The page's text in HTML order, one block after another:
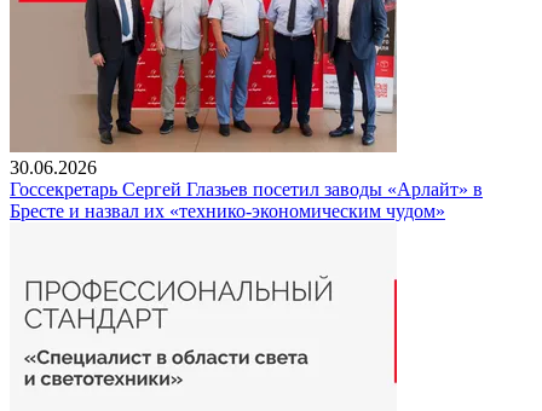
30.06.2026
Госсекретарь Сергей Глазьев посетил заводы «Арлайт» в
Бресте и назвал их «технико-экономическим чудом»